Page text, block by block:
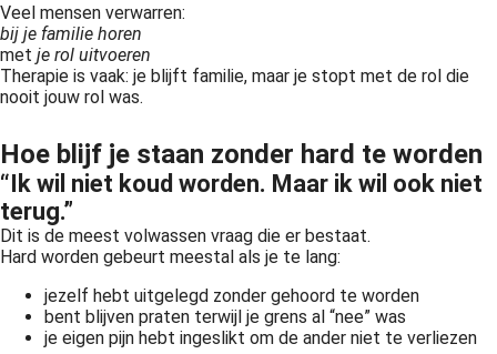
Veel mensen verwarren:
bij je familie horen
met je rol uitvoeren
Therapie is vaak: je blijft familie, maar je stopt met de rol die
nooit jouw rol was.
Hoe blijf je staan zonder hard te worden
“Ik wil niet koud worden. Maar ik wil ook niet
terug.”
Dit is de meest volwassen vraag die er bestaat.
Hard worden gebeurt meestal als je te lang:
jezelf hebt uitgelegd zonder gehoord te worden
bent blijven praten terwijl je grens al “nee” was
je eigen pijn hebt ingeslikt om de ander niet te verliezen